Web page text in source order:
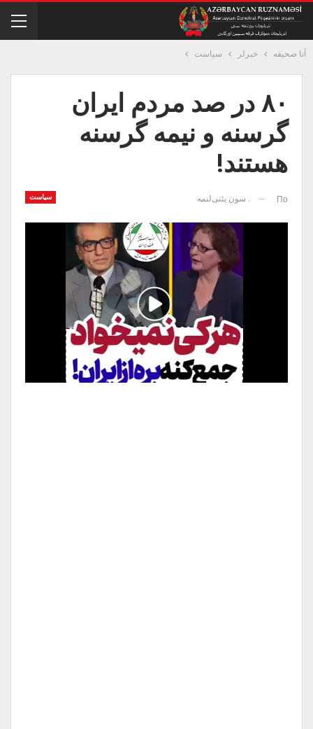
آنا صحیفه خبرلر سیاست
۸۰ در صد مردم ایران
گرسنه و نیمه گرسنه
هستند!
سیاست По . سون یئنی‌لنمه